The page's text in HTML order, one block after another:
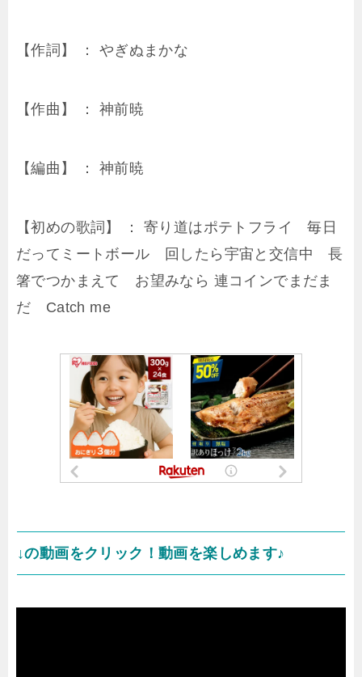
【作詞】 ： やぎぬまかな
【作曲】 ： 神前暁
【編曲】 ： 神前暁
【初めの歌詞】 ： 寄り道はポテトフライ 毎日
だってミートボール 回したら宇宙と交信中 長
箸でつかまえて お望みなら 連コインでまだま
だ Catch me
↓の動画をクリック！動画を楽しめます♪